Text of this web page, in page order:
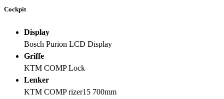
Cockpit
Display
Bosch Purion LCD Display
Griffe
KTM COMP Lock
Lenker
KTM COMP rizer15 700mm